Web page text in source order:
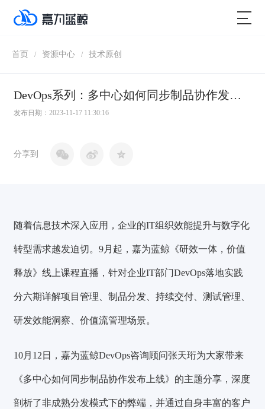
首页 / 资源中心 / 技术原创
DevOps系列：多中心如何同步制品协作发布上线？
发布日期：2023-11-17 11:30:16
分享到
随着信息技术深入应用，企业的IT组织效能提升与数字化
转型需求越发迫切。9月起，嘉为蓝鲸《研效一体，价值
释放》线上课程直播 ，针对企业IT部门DevOps落地实践
分六期详解项目管理、制品分发、持续交付、测试管理、
研发效能洞察、价值流管理场景。
10月12日，嘉为蓝鲸DevOps咨询顾问张天珩为大家带来
《多中心如何同步制品协作发布上线》的主题分享，深度
剖析了非成熟分发模式下的弊端，并通过自身丰富的客户